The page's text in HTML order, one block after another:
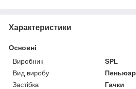
Характеристики
Основні
Виробник
SPL
Вид виробу
Пеньюар
Застібка
Гачки